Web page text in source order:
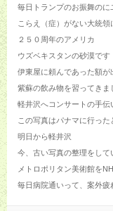
毎日トランプのお振舞のに
こらえ（症）がない大統領
２５０周年のアメリカ
ウズベキスタンの砂漠です
伊東屋に頼んであった額が
紫蘇の飲み物を習ってきま
軽井沢へコンサートの手伝
この写真はパナマに行った
明日から軽井沢
今、古い写真の整理をして
メトロポリタン美術館を
毎日病院通いって、案外疲